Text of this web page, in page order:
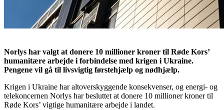
Norlys har valgt at donere 10 millioner kroner til Røde Kors’
humanitære arbejde i forbindelse med krigen i Ukraine.
Pengene vil gå til livsvigtig førstehjælp og nødhjælp.
Krigen i Ukraine har altoverskyggende konsekvenser, og energi- og
telekoncernen Norlys har besluttet at donere 10 millioner kroner til
Røde Kors’ vigtige humanitære arbejde i landet.